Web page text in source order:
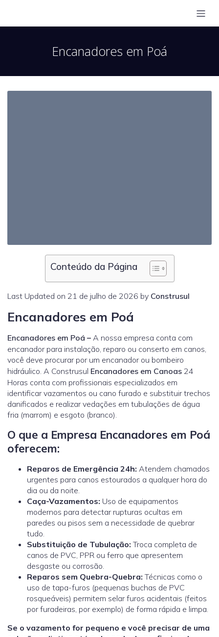
Encanadores em Poá
Conteúdo da Página
Last Updated on 21 de julho de 2026 by Construsul
Encanadores em Poá
Encanadores em Poá – A nossa empresa conta com
encanador para instalação, reparo ou conserto em canos,
você deve procurar por um encanador ou bombeiro
hidráulico. A Construsul Encanadores em Canoas 24
Horas conta com profissionais especializados em
identificar vazamentos ou cano furado e substituir trechos
danificados e realizar vedações em tubulações de água
fria (marrom) e esgoto (branco).
O que a Empresa Encanadores em Poá
oferecem:
Reparos de Emergência 24h: Atendem chamados
urgentes para canos estourados a qualquer hora do
dia ou da noite.
Caça-Vazamentos: Uso de equipamentos
modernos para detectar rupturas ocultas em
paredes ou pisos sem a necessidade de quebrar
tudo.
Substituição de Tubulação: Troca completa de
canos de PVC, PPR ou ferro que apresentem
desgaste ou corrosão.
Reparos sem Quebra-Quebra: Técnicas como o
uso de tapa-furos (pequenas buchas de PVC
rosqueáveis) permitem selar furos acidentais (feitos
por furadeiras, por exemplo) de forma rápida e limpa.
Se o vazamento for pequeno e você precisar de uma